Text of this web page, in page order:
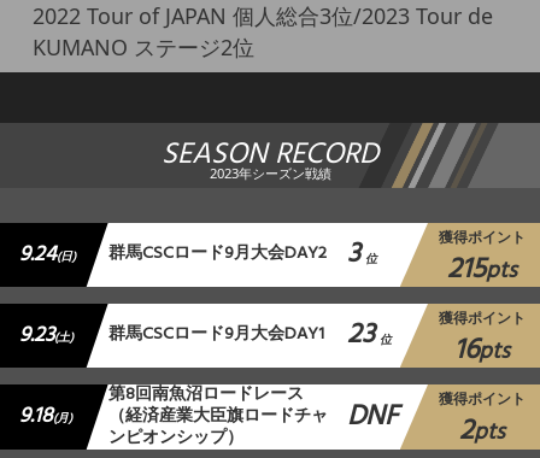
2022 Tour of JAPAN 個人総合3位/2023 Tour de
KUMANO ステージ2位
SEASON RECORD
2023年シーズン戦績
9.24(日) 群馬CSCロード9月大会DAY2 3 位
獲得ポイント
215pts
9.23(土) 群馬CSCロード9月大会DAY1 23 位
獲得ポイント
16pts
9.18(月)
第8回南魚沼ロードレース
（経済産業大臣旗ロードチャ
ンピオンシップ） DNF 獲得ポイント
2pts